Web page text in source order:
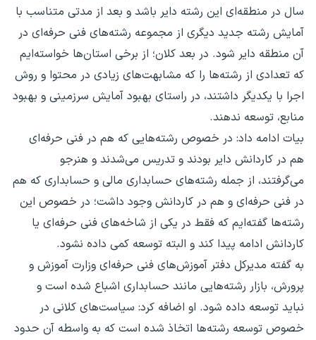
سال در منطقه‌ای این رشته دایر باشد و بعد از مدتی متناسب با
آمایش رشته جدید دیگری از مجموعه رشته‌های فنی حرفه‌ای در
آن منطقه دایر شود. در بعد کلان؛ از برخی استان‌ها خواسته‌ایم
که تعدادی از رشته‌ها را که مشابهت‌های زیادی در محتوا و روش
اجرا با یکدیگر داشتند، در راستای بهبود آمایش سرزمینی و بهبود
منابع، توسعه ندهند.
بیات ادامه داد: در خصوص رشته‌هایی که هم در فنی حرفه‌ای
هم در کاردانش دایر بودند و تدریس می‌شدند و هنرجو
می‌گرفتند، از جمله رشته‌های حسابداری مالی و حسابداری که هم
در فنی حرفه‌ای و هم در کاردانش وجود داشت؛ در خصوص این
رشته‌ها گفته‌ایم که فقط در یکی از شاخه‌های فنی حرفه‌ای یا
کاردانش ادامه پیدا کند و البته توسعه کمی داده نشود.
به گفته مدیرکل دفتر آموزش‌های فنی حرفه‌ای وزارت آموزش و
پرورش، بازار رشته‌هایی مانند حسابداری اشباع شده است و
نباید توسعه داده شود. او اضافه کرد: سیاست‌های کلانی در
خصوص توسعه رشته‌ها اتخاذ شده است که به واسطه آن حدود